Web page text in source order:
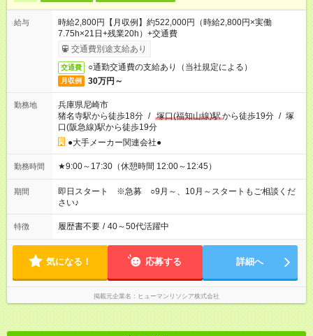
給与
時給2,800円【月収例】約522,000円（時給2,800円×実働
7.75h×21日+残業20h）+交通費
交通費別途支給あり
交通費 ○通勤交通費の支給あり（当社規定による）
月収例 30万円～
勤務地
兵庫県尼崎市
猪名寺駅から徒歩18分 / 塚口(福知山線)駅から徒歩19分 / 塚
口(阪急線)駅から徒歩19分
●大手メーカー関連会社●
勤務時間 ★9:00～17:30（休憩時間 12:00～12:45）
期間
即日スタート ※急募 ○9月～、10月～スタートもご相談くだ
さい♪
特徴 履歴書不要 / 40～50代活躍中
気になる！ 応募する 詳細へ
掲載元企業名 ヒューマンリソシア株式会社